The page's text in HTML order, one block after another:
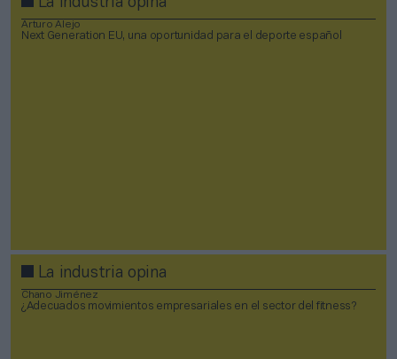
La industria opina
Arturo Alejo
Next Generation EU, una oportunidad para el deporte español
La industria opina
Chano Jiménez
¿Adecuados movimientos empresariales en el sector del fitness?